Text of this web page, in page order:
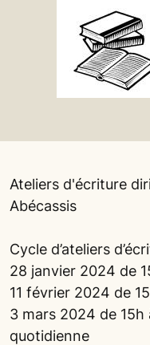
Ateliers d'écriture
Abécassis
Cycle d’ateliers
28 janvier 2024 de
11 février 2024 de
3 mars 2024 de 15h
quotidienne